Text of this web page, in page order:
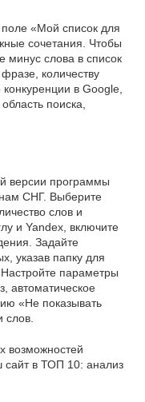
поле «Мой список для
сочетания. Чтобы
минус слова в список
количеству
в Google,
поиска,
версии программы
СНГ. Выберите
слов и
и Yandex, включите
Задайте
указав папку для
параметры
автоматическое
«Не показывать
слов.
возможностей
в ТОП 10: анализ